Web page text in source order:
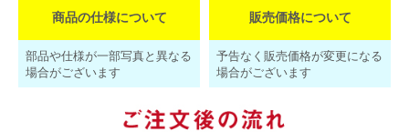
商品の仕様について
部品や仕様が一部写真と異なる
場合がございます
販売価格について
予告なく販売価格が変更になる
場合がございます